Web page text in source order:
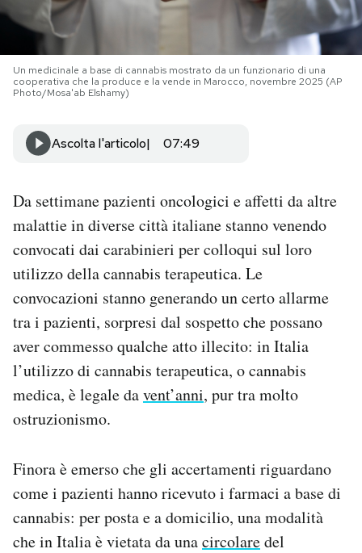
SHOP
CALENDARIO
AREA PERSONALE
Notifiche mobile
Regala il Post
Hai bisogno di aiuto?
Esci
Un medicinale a base di cannabis mostrato da un funzionario di una
cooperativa che la produce e la vende in Marocco, novembre 2025 (AP
Photo/Mosa'ab Elshamy)
Ascolta l'articolo 07:49
Da settimane pazienti oncologici e affetti da altre
malattie in diverse città italiane stanno venendo
convocati dai carabinieri per colloqui sul loro
utilizzo della cannabis terapeutica. Le
convocazioni stanno generando un certo allarme
tra i pazienti, sorpresi dal sospetto che possano
aver commesso qualche atto illecito: in Italia
l’utilizzo di cannabis terapeutica, o cannabis
medica, è legale davent’anni, pur tra molto
ostruzionismo.
Finora è emerso che gli accertamenti riguardano
come i pazienti hanno ricevuto i farmaci a base di
cannabis: per posta e a domicilio, una modalità
che in Italia è vietata da unacircolaredel